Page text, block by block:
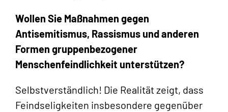
Wollen Sie Maßnahmen gegen
Antisemitismus, Rassismus und anderen
Formen gruppenbezogener
Menschenfeindlichkeit unterstützen?
Selbstverständlich! Die Realität zeigt, dass
Feindseligkeiten insbesondere gegenüber